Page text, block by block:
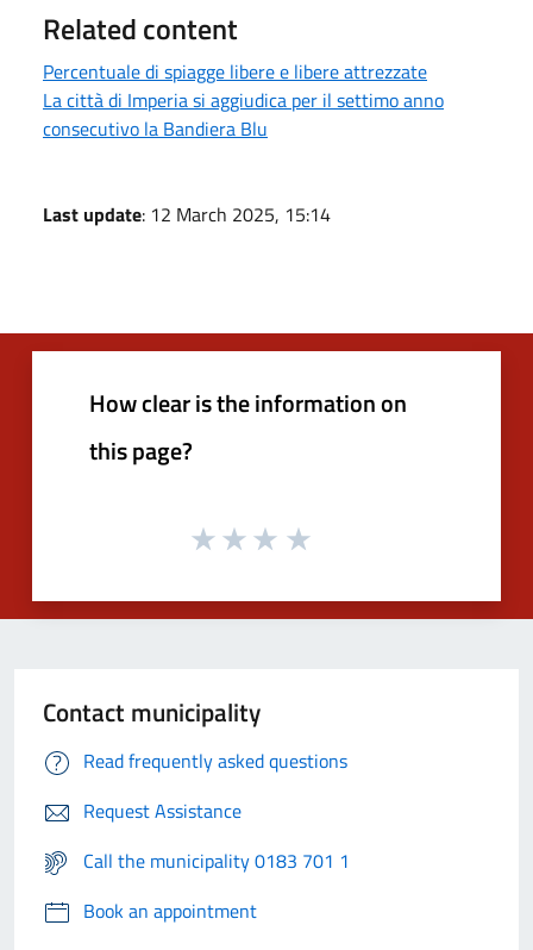
Related content
Percentuale di spiagge libere e libere attrezzate
La città di Imperia si aggiudica per il settimo anno
consecutivo la Bandiera Blu
Last update: 12 March 2025, 15:14
How clear is the information on
this page?
Contact municipality
Read frequently asked questions
Request Assistance
Call the municipality 0183 701 1
Book an appointment